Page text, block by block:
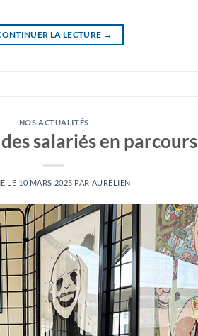
LA LECTURE →
NOS ACTUALITÉS
salariés en parcours
LE 10 MARS 2025 PAR AURELIEN